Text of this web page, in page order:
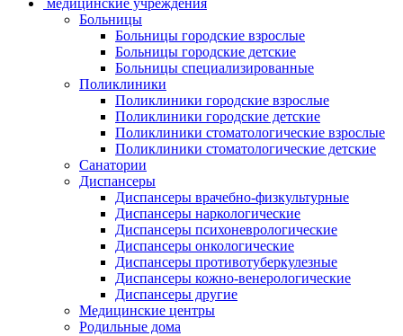
медицинские учреждения
Больницы
Больницы городские взрослые
Больницы городские детские
Больницы специализированные
Поликлиники
Поликлиники городские взрослые
Поликлиники городские детские
Поликлиники стоматологические взрослые
Поликлиники стоматологические детские
Санатории
Диспансеры
Диспансеры врачебно-физкультурные
Диспансеры наркологические
Диспансеры психоневрологические
Диспансеры онкологические
Диспансеры противотуберкулезные
Диспансеры кожно-венерологические
Диспансеры другие
Медицинские центры
Родильные дома